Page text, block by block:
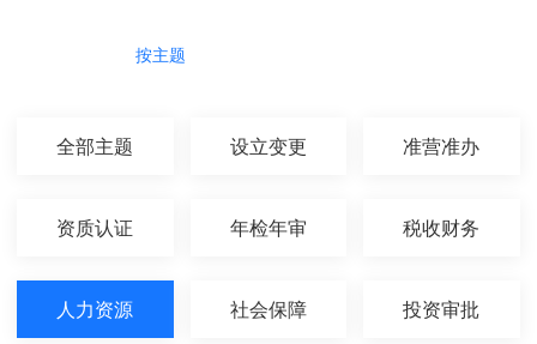
按主题
全部主题 设立变更 准营准办
资质认证 年检年审 税收财务
人力资源 社会保障 投资审批